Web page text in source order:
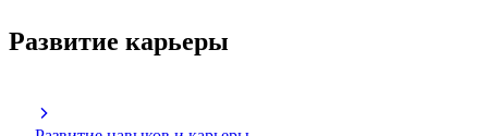
Развитие карьеры